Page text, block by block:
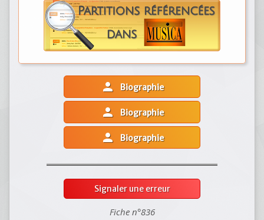
person Biographie
person Biographie
person Biographie
Signaler une erreur
Fiche n°836